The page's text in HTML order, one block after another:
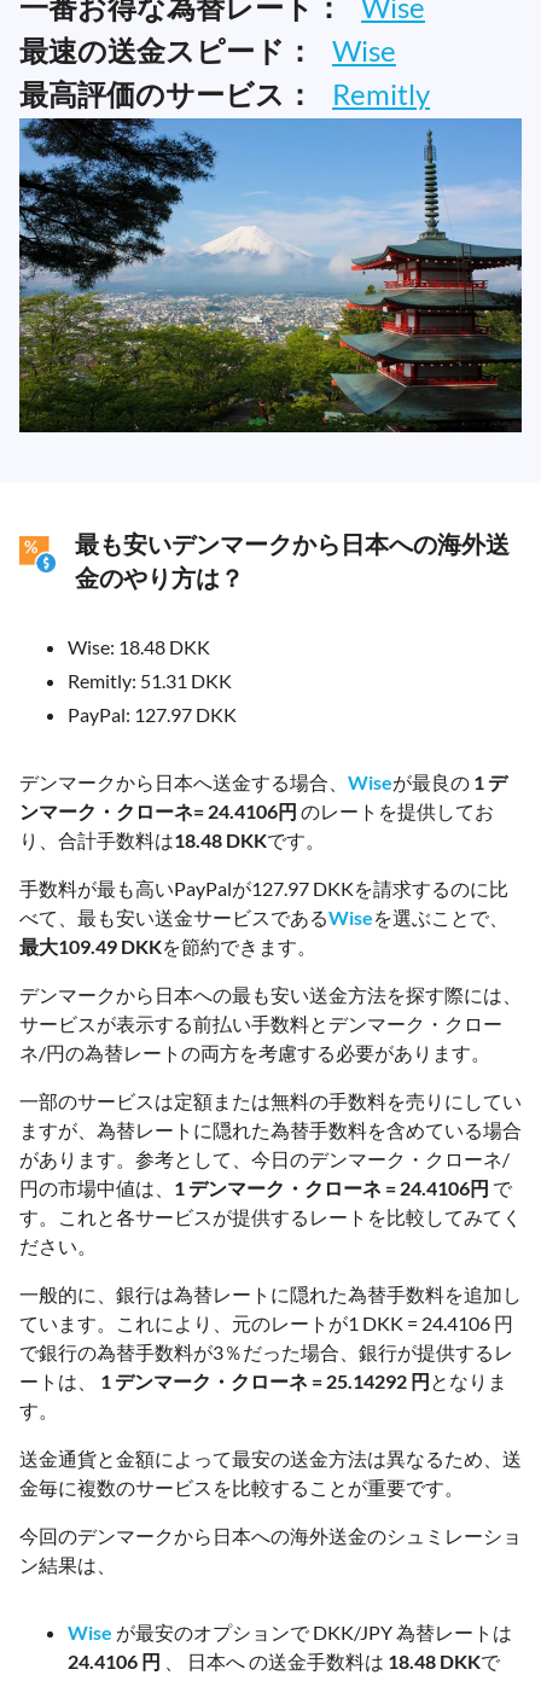
最速の送金スピード：
Wise
最高評価のサービス：
Remitly
最も安いデンマークから日本への海外送
金のやり方は？
Wise: 18.48 DKK
Remitly: 51.31 DKK
PayPal: 127.97 DKK
デンマークから日本へ送金する場合、 Wiseが最良の 1 デ
ンマーク・クローネ= 24.4106円 のレートを提供してお
り、合計手数料は18.48 DKKです。
手数料が最も高いPayPalが127.97 DKKを請求するのに比
べて、最も安い送金サービスであるWiseを選ぶことで、
最大109.49 DKKを節約できます。
デンマークから日本への最も安い送金方法を探す際には、
サービスが表示する前払い手数料とデンマーク・クロー
ネ/円の為替レートの両方を考慮する必要があります。
一部のサービスは定額または無料の手数料を売りにしてい
ますが、為替レートに隠れた為替手数料を含めている場合
があります。参考として、今日のデンマーク・クローネ/
円の市場中値は、 1 デンマーク・クローネ = 24.4106円 で
す。これと各サービスが提供するレートを比較してみてく
ださい。
一般的に、銀行は為替レートに隠れた為替手数料を追加し
ています。これにより、元のレートが1 DKK = 24.4106 円
で銀行の為替手数料が3％だった場合、銀行が提供するレ
ートは、 1 デンマーク・クローネ = 25.14292 円となりま
す。
送金通貨と金額によって最安の送金方法は異なるため、送
金毎に複数のサービスを比較することが重要です。
今回のデンマークから日本への海外送金のシュミレーショ
ン結果は、
Wise が最安のオプションで DKK/JPY 為替レートは
24.4106 円
、 日本へ の送金手数料は 18.48 DKKで